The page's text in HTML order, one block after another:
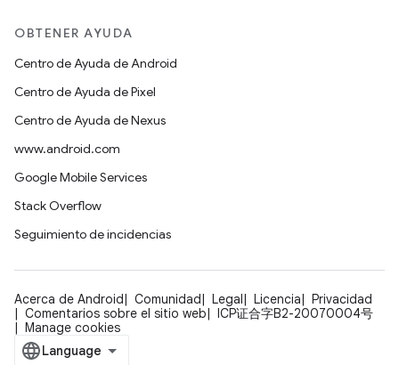
OBTENER AYUDA
Centro de Ayuda de Android
Centro de Ayuda de Pixel
Centro de Ayuda de Nexus
www.android.com
Google Mobile Services
Stack Overflow
Seguimiento de incidencias
Acerca de Android Comunidad Legal Licencia
Privacidad
Comentarios sobre el sitio web
ICP证合字B2-20070004号
Manage cookies